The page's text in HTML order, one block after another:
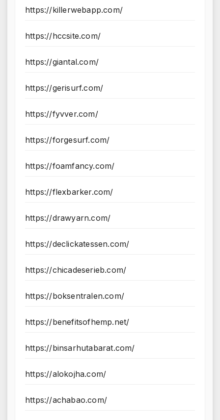
https://killerwebapp.com/
https://hccsite.com/
https://giantal.com/
https://gerisurf.com/
https://fyvver.com/
https://forgesurf.com/
https://foamfancy.com/
https://flexbarker.com/
https://drawyarn.com/
https://declickatessen.com/
https://chicadeserieb.com/
https://boksentralen.com/
https://benefitsofhemp.net/
https://binsarhutabarat.com/
https://alokojha.com/
https://achabao.com/